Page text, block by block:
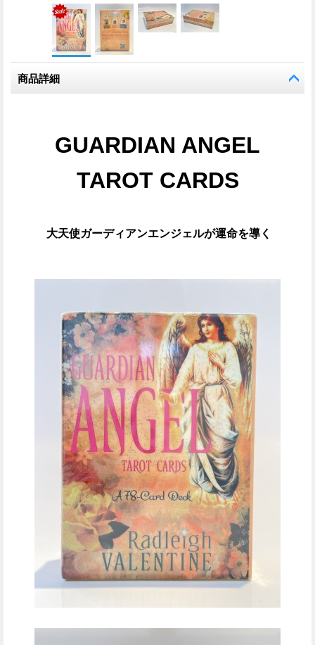
商品詳細
GUARDIAN ANGEL
TAROT CARDS
大天使ガーディアンエンジェルが運命を導く